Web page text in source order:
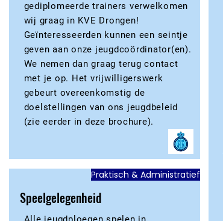
gediplomeerde trainers verwelkomen
wij graag in KVE Drongen!
Geïnteresseerden kunnen een seintje
geven aan onze jeugdcoördinator(en).
We nemen dan graag terug contact
met je op. Het vrijwilligerswerk
gebeurt overeenkomstig de
doelstellingen van ons jeugdbeleid
(zie eerder in deze brochure).
Praktisch & Administratief
Speelgelegenheid